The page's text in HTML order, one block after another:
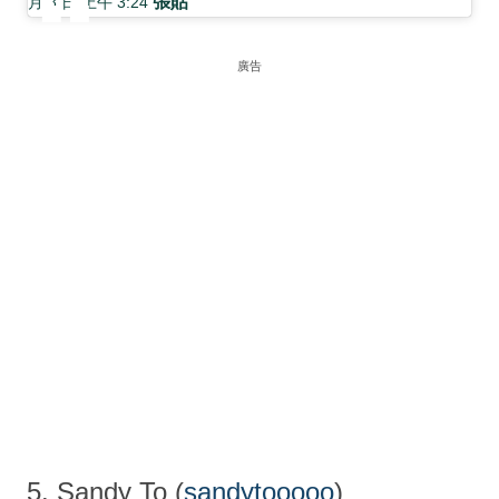
廣告
5. Sandy To (sandytooooo)